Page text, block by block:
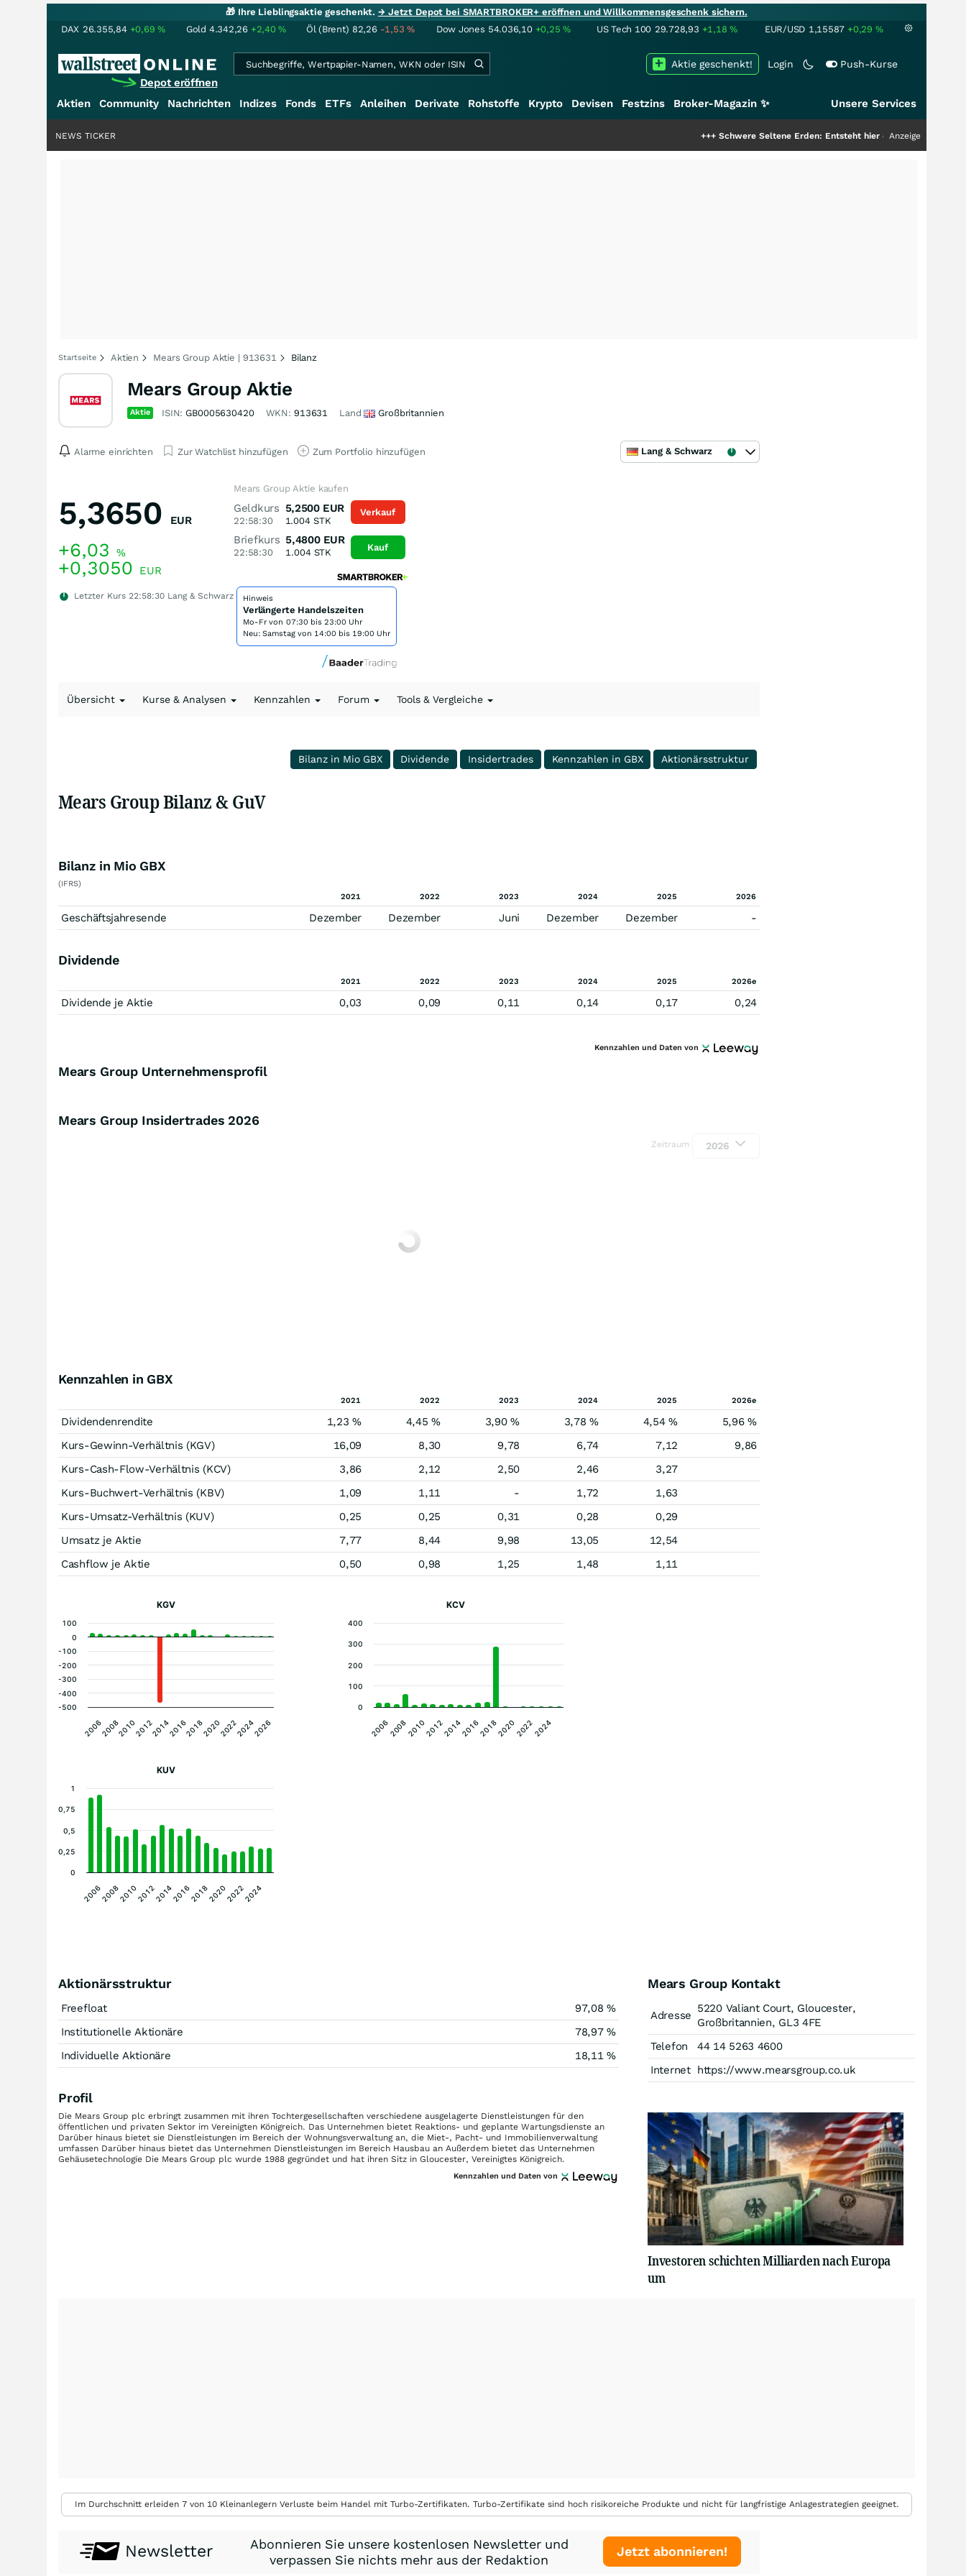
🎁 Ihre Lieblingsaktie geschenkt.→ Jetzt Depot bei SMARTBROKER+ eröffnen und Willkommensgeschenk sichern.
DAX 26.355,84 +0,69% Gold 4.342,26 +2,40% Öl (Brent) 82,26 -1,53% Dow Jones 54.036,10 +0,25% US Tech 100 29.728,93 +1,18% EUR/USD 1,15587 +0,29 %
Depot eröffnen
Login Push-Kurse
Aktie geschenkt!
Aktien Community Nachrichten Indizes Fonds ETFs Anleihen Derivate Rohstoffe Krypto Devisen Festzins Broker-Magazin ✨ Unsere Services
Schwere Seltene Erden: Entsteht hier die nächste Milliardenstory?
Anzeige
NEWS TICKER
Startseite Aktien Mears Group Aktie | 913631 Bilanz
Mears Group Aktie
Aktie ISIN: GB0005630420 WKN: 913631 Land Großbritannien
Alarme einrichten Zur Watchlist hinzufügen Zum Portfolio hinzufügen Lang & Schwarz
5,3650 EUR
+6,03 %
+0,3050 EUR
Letzter Kurs 22:58:30 Lang & Schwarz
Mears Group Aktie kaufen
Geldkurs
22:58:30
5,2500 EUR
1.004STK
Briefkurs
22:58:30
5,4800 EUR
1.004STK
Verkauf
Kauf
Hinweis
Verlängerte Handelszeiten
Mo-Fr von 07:30 bis 23:00 Uhr
Neu: Samstag von 14:00 bis 19:00 Uhr
Übersicht Kurse & Analysen Kennzahlen Forum Tools & Vergleiche
Bilanz in Mio GBX Dividende Insidertrades Kennzahlen in GBX Aktionärsstruktur
Mears Group Bilanz & GuV
Bilanz in Mio GBX
(IFRS)
2021
2022 2023 2024 2025 2026
Geschäftsjahresende Dezember Dezember Juni Dezember Dezember -
Dividende
2021 2022 2023 2024 2025 2026e
Dividende je Aktie 0,03 0,09 0,11 0,14 0,17 0,24
Kennzahlen und Daten von
Mears Group Unternehmensprofil
Mears Group Insidertrades 2026
Zeitraum 2026
Kennzahlen in GBX
2021 2022 2023 2024 2025 2026e
Dividendenrendite 1,23 % 4,45 % 3,90 % 3,78 % 4,54 %
5,96 %
Kurs-Gewinn-Verhältnis (KGV)
16,09 8,30 9,78 6,74 7,12
9,86
Kurs-Cash-Flow-Verhältnis (KCV)
3,86 2,12 2,50 2,46
3,27
Kurs-Buchwert-Verhältnis (KBV)
1,09 1,11 - 1,72
1,63
Kurs-Umsatz-Verhältnis (KUV)
0,25 0,25 0,31 0,28
0,29
Umsatz je Aktie
7,77 8,44 9,98 13,05
12,54
Cashflow je Aktie
0,50 0,98 1,25 1,48 1,11
KGV
2010 2016 2022
20062008 20122014 20182020 20242026
-500
-400
-300
-200
-100
0
100
KCV
2006200820102012201420162018202020222024
0
100
200
300
400
KUV
2006200820102012201420162018202020222024
0
1
0,25
0,5
0,75
Aktionärsstruktur
Freefloat
97,08 %
Institutionelle Aktionäre
78,97 %
Individuelle Aktionäre
18,11 %
Profil
Die Mears Group plc erbringt zusammen mit ihren Tochtergesellschaften verschiedene ausgelagerte Dienstleistungen für den
öffentlichen und privaten Sektor im Vereinigten Königreich. Das Unternehmen bietet Reaktions- und geplante Wartungsdienste an
Darüber hinaus bietet sie Dienstleistungen im Bereich der Wohnungsverwaltung an, die Miet-, Pacht- und Immobilienverwaltung
umfassen Darüber hinaus bietet das Unternehmen Dienstleistungen im Bereich Hausbau an Außerdem bietet das Unternehmen
Gehäusetechnologie Die Mears Group plc wurde 1988 gegründet und hat ihren Sitz in Gloucester, Vereinigtes Königreich.
Kennzahlen und Daten von
Mears Group Kontakt
Adresse
5220 Valiant Court, Gloucester,
Großbritannien, GL3 4FE
Telefon
44 14 5263 4600
Internet https://www.mearsgroup.co.uk
Investoren schichten Milliarden nach Europa
um
Im Durchschnitt erleiden 7 von 10 Kleinanlegern Verluste beim Handel mit Turbo-Zertifikaten. Turbo-Zertifikate sind hoch risikoreiche Produkte und nicht für langfristige Anlagestrategien geeignet.
Newsletter
Abonnieren Sie unsere kostenlosen Newsletter und
verpassen Sie nichts mehr aus der Redaktion
Jetzt abonnieren!